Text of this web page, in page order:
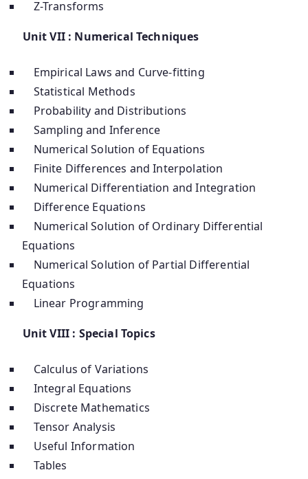
Z-Transforms
Unit VII : Numerical Techniques
Empirical Laws and Curve-fitting
Statistical Methods
Probability and Distributions
Sampling and Inference
Numerical Solution of Equations
Finite Differences and Interpolation
Numerical Differentiation and Integration
Difference Equations
Numerical Solution of Ordinary Differential
Equations
Numerical Solution of Partial Differential
Equations
Linear Programming
Unit VIII : Special Topics
Calculus of Variations
Integral Equations
Discrete Mathematics
Tensor Analysis
Useful Information
Tables